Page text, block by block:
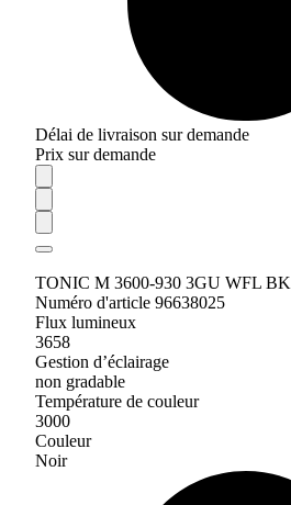
Délai de livraison sur demande
Prix sur demande
TONIC M 3600-930 3GU WFL BK
Numéro d'article 96638025
Flux lumineux
3658
Gestion d’éclairage
non gradable
Température de couleur
3000
Couleur
Noir